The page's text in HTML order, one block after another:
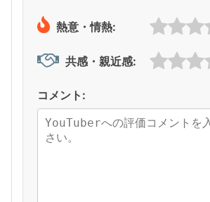
熱意・情熱:
共感・親近感:
コメント: